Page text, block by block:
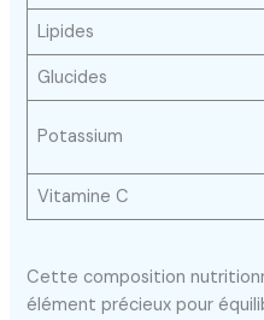
Lipides
Glucides
Potassium
Vitamine C
Cette composition
élément précieux pour